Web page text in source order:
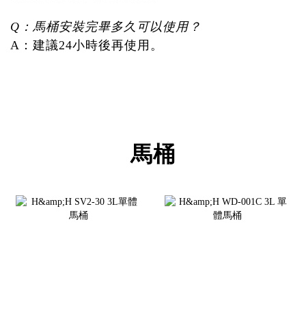
Q：馬桶安裝完畢多久可以使用？
A：建議24小時後再使用。
馬桶